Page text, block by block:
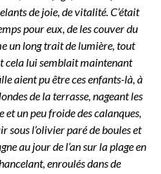
de joie, de vitalité. C’était
pour eux, de les couver du
un long trait de lumière, tout
cela lui semblait maintenant
aient pu être ces enfants-là, à
de la terrasse, nageant les
et un peu froide des calanques,
sous l’olivier paré de boules et
au jour de l’an sur la plage en
enroulés dans de